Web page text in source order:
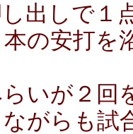
出しで１
の安打を
いが２回
がらも試